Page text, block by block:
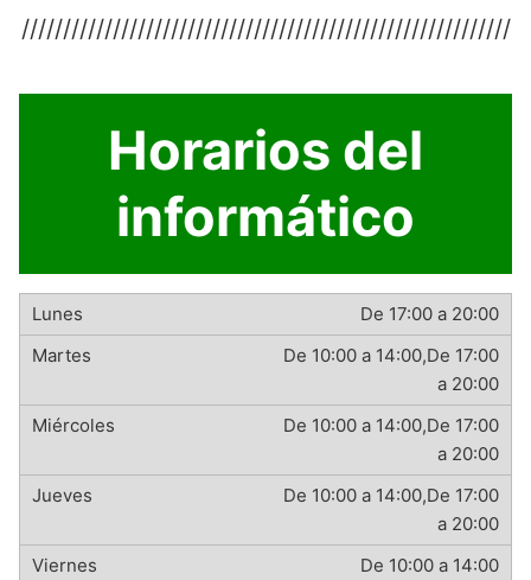
///////////////////////////////////////////////////////////
Horarios del
informático
De 17:00 a 20:00
De 10:00 a 14:00,De 17:00
a 20:00
De 10:00 a 14:00,De 17:00
a 20:00
De 10:00 a 14:00,De 17:00
a 20:00
De 10:00 a 14:00